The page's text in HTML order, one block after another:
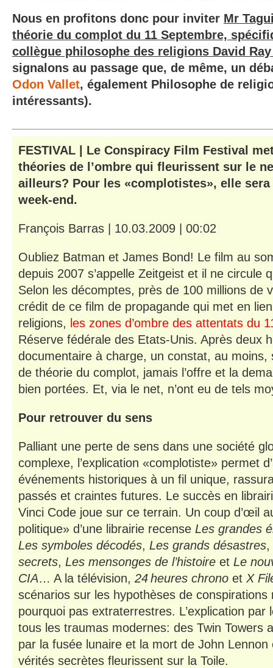
Nous en profitons donc pour inviter Mr
théorie du complot du 11 Septembre,
collègue philosophe des religions David
signalons au passage que, de même, un
Odon Vallet, également Philosophe de
intéressants).
FESTIVAL
Le Conspiracy Film Festival
théories de l’ombre qui fleurissent sur le
ailleurs? Pour les «complotistes», elle sera
week-end.
François Barras | 10.03.2009 | 00:02
Oubliez Batman et James Bond! Le film au
depuis 2007 s’appelle Zeitgeist et il ne circule
Selon les décomptes, près de 100 millions de
crédit de ce film de propagande qui met en lien
religions, les zones d’ombre des attentats du
Réserve fédérale des Etats-Unis. Après deux
documentaire à charge, un constat, au moins,
de théorie du complot, jamais l’offre et la
bien portées. Et, via le net, n’ont eu de tels
Pour retrouver du sens
Palliant une perte de sens dans une société
complexe, l’explication «complotiste» permet
événements historiques à un fil unique,
passés et craintes futures. Le succès en
Vinci Code joue sur ce terrain. Un coup d’œil
politique» d’une librairie recense Les grandes
Les symboles décodés, Les grands désastres,
secrets, Les mensonges de l’histoire et Le
CIA… A la télévision, 24 heures chrono et X
scénarios sur les hypothèses de conspirations
pourquoi pas extraterrestres. L’explication par
tous les traumas modernes: des Twin Towers
par la fusée lunaire et la mort de John Lennon
vérités secrètes fleurissent sur la Toile.